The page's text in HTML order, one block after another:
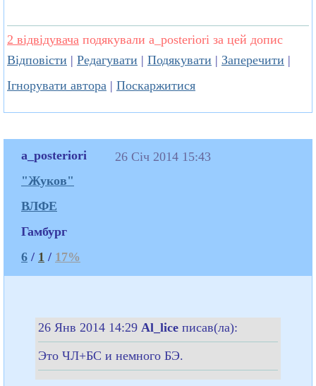
2 відвідувача подякували a_posteriori за цей допис
Відповісти | Редагувати | Подякувати | Заперечити |
Ігнорувати автора | Поскаржитися
a_posteriori
"Жуков"
ВЛФЕ
Гамбург
6 / 1 / 17%
26 Січ 2014 15:43
26 Янв 2014 14:29 Al_lice писав(ла):
Это ЧЛ+БС и немного БЭ.